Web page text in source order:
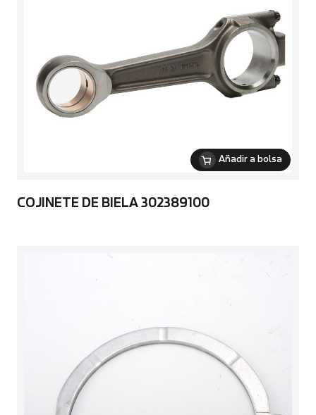
Añadir a bolsa
COJINETE DE BIELA 302389100